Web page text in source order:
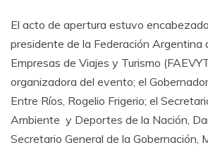
El acto de apertura estuvo
presidente de la Federación Argentina
Empresas de Viajes y Turismo
organizadora del evento; el
Entre Ríos, Rogelio Frigerio; el
Ambiente y Deportes de la Nación,
Secretario General de la Gobernación,